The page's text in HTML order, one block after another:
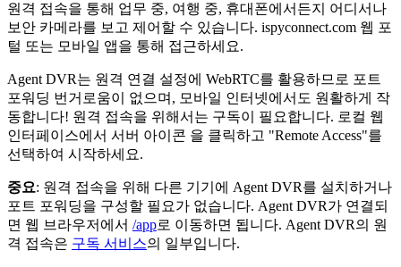
원격 접속을 통해 업무 중, 여행 중, 휴대폰에서든지 어디서나
보안 카메라를 보고 제어할 수 있습니다. ispyconnect.com 웹 포
털 또는 모바일 앱을 통해 접근하세요.
Agent DVR는 원격 연결 설정에 WebRTC를 활용하므로 포트
포워딩 번거로움이 없으며, 모바일 인터넷에서도 원활하게 작
동합니다! 원격 접속을 위해서는 구독이 필요합니다. 로컬 웹
인터페이스에서 서버 아이콘 을 클릭하고 "Remote Access"를
선택하여 시작하세요.
중요: 원격 접속을 위해 다른 기기에 Agent DVR를 설치하거나
포트 포워딩을 구성할 필요가 없습니다. Agent DVR가 연결되
면 웹 브라우저에서 /app로 이동하면 됩니다. Agent DVR의 원
격 접속은 구독 서비스의 일부입니다.